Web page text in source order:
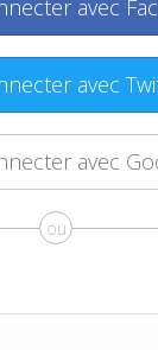
avec
avec
avec
ou